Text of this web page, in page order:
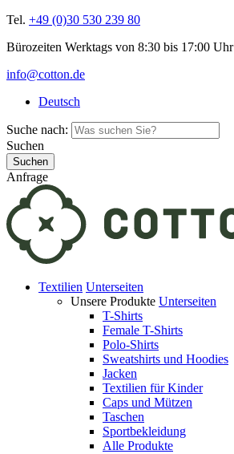
Tel. +49 (0)30 530 239 80
Bürozeiten Werktags von 8:30 bis 17:00 Uhr
info@cotton.de
Deutsch
Suche nach:
Suchen
Anfrage
Textilien Unterseiten
Unsere Produkte Unterseiten
T-Shirts
Female T-Shirts
Polo-Shirts
Sweatshirts und Hoodies
Jacken
Textilien für Kinder
Caps und Mützen
Taschen
Sportbekleidung
Alle Produkte